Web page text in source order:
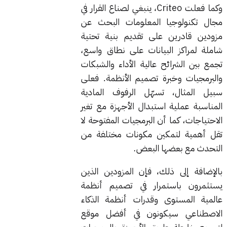
وكما فعلت Criteo، ينبغي لصناع القرار في
مجال تكنولوجيا المعلومات البحث عن
مزودين قادرين على تقديم بنية تحتية
شاملة لمراكز البيانات على نطاق واسع،
تجمع بين الشرائح عالية الأداء والشبكات
والبرمجيات وخبرة تصميم الأنظمة. فعلى
سبيل المثال، تسهّل الرفوف المادية
المناسبة عملية استبدال الأجهزة مع تغير
الاحتياجات، كما أن البرمجيات المفتوحة لا
تقل أهمية لتمكين مكونات مختلفة من
التحدث مع بعضها البعض.
بالإضافة إلى ذلك، فإن المزودين الذين
يستثمرون باستمرار في تصميم أنظمة
عالمية المستوى وقدرات أنظمة الذكاء
الاصطناعي سيكونون في أفضل موقع